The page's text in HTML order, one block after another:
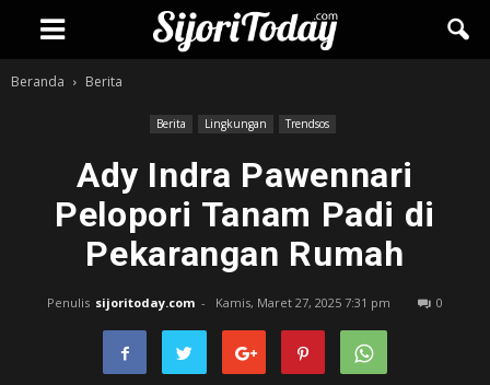
Beranda Berita
Berita Lingkungan Trendsos
Ady Indra Pawennari
Pelopori Tanam Padi di
Pekarangan Rumah
Penulis sijoritoday.com - Kamis, Maret 27, 2025 7:31 pm 0